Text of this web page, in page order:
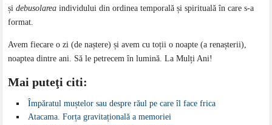
șidebusolarea individului din ordinea temporală și spirituală în care s-a
format.
Avem fiecare o zi (de naștere) și avem cu toții o noapte (a renașterii),
noaptea dintre ani. Să le petrecem în lumină. La Mulți Ani!
Mai puteţi citi:
Împăratul muștelor sau despre răul pe care îl face frica
Atacama. Forța gravitațională a memoriei